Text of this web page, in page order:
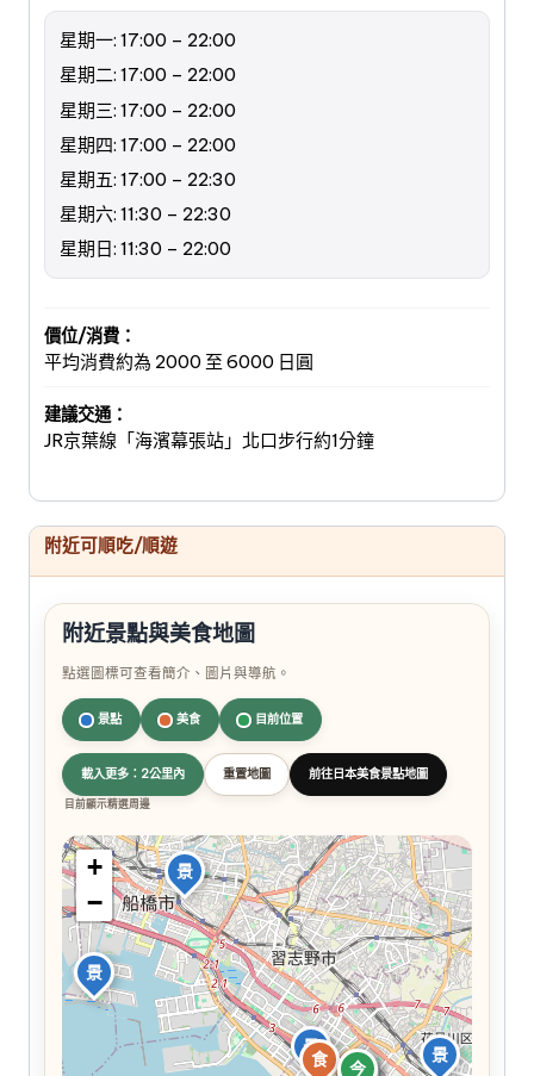
星期一: 17:00 – 22:00
星期二: 17:00 – 22:00
星期三: 17:00 – 22:00
星期四: 17:00 – 22:00
星期五: 17:00 – 22:30
星期六: 11:30 – 22:30
星期日: 11:30 – 22:00
價位/消費：
平均消費約為 2000 至 6000 日圓
建議交通：
JR京葉線「海濱幕張站」北口步行約1分鐘
附近可順吃/順遊
附近景點與美食地圖
點選圖標可查看簡介、圖片與導航。
景點 美食 目前位置
載入更多：2公里內 重置地圖 前往日本美食景點地圖
目前顯示精選周邊
今
景
景
景
食
景
+
−